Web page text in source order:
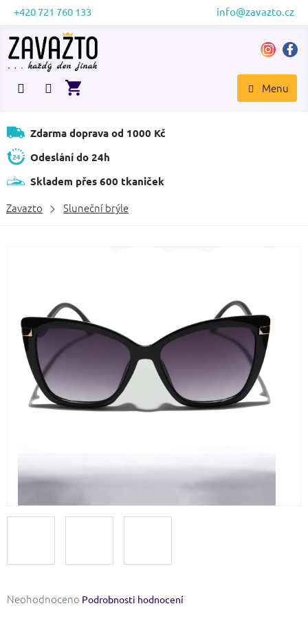
Přejít
obsah
+420 721 760 133 info@zavazto.cz
NÁKUPNÍ
Zdarma doprava od 1000 Kč
Odeslání do 24h
Skladem přes 600 tkaniček
Zavazto Sluneční brýle
Průměrné
Neohodnoceno Podrobnosti hodnocení